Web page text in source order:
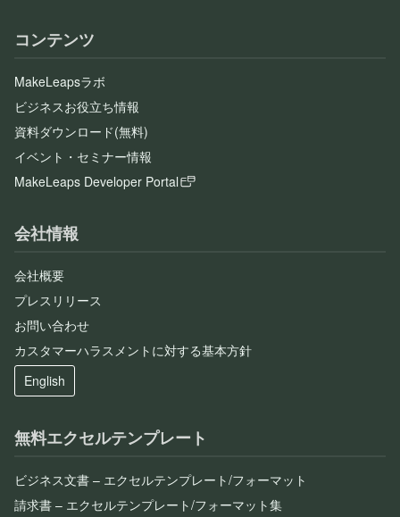
コンテンツ
MakeLeapsラボ
ビジネスお役立ち情報
資料ダウンロード(無料)
イベント・セミナー情報
MakeLeaps Developer Portal
会社情報
会社概要
プレスリリース
お問い合わせ
カスタマーハラスメントに対する基本方針
English
無料エクセルテンプレート
ビジネス文書 – エクセルテンプレート/フォーマット
請求書 – エクセルテンプレート/フォーマット集